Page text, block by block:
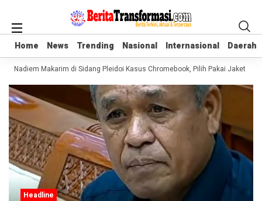
Home News Trending Nasional Internasional Daerah
Home News Trending Nasional Internasional Daerah
Nadiem Makarim di Sidang Pleidoi Kasus Chromebook, Pilih Pakai Jaket
Headline